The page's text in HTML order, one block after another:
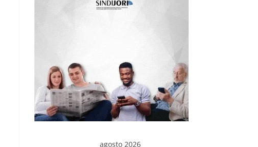
agosto 2026